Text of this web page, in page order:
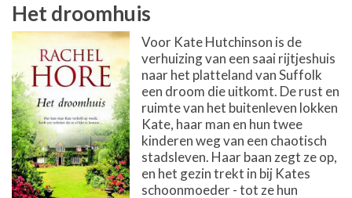
Het droomhuis
Voor Kate Hutchinson is de
verhuizing van een saai rijtjeshuis
naar het platteland van Suffolk
een droom die uitkomt. De rust en
ruimte van het buitenleven lokken
Kate, haar man en hun twee
kinderen weg van een chaotisch
stadsleven. Haar baan zegt ze op,
en het gezin trekt in bij Kates
schoonmoeder - tot ze hun